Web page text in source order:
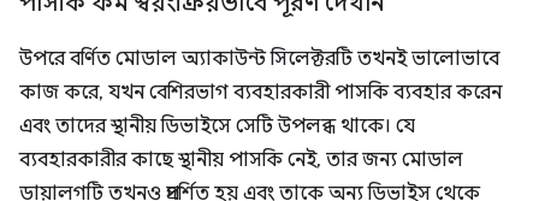
উপরে বর্ণিত মোডাল অ্যাকাউন্ট সিলেক্টরটি তখনই ভালোভাবে
কাজ করে, যখন বেশিরভাগ ব্যবহারকারী পাসকি ব্যবহার করেন
এবং তাদের স্থানীয় ডিভাইসে সেটি উপলব্ধ থাকে। যে
ব্যবহারকারীর কাছে স্থানীয় পাসকি নেই, তার জন্য মোডাল
ডায়ালগটি তখনও প্রদর্শিত হয় এবং তাকে অন্য ডিভাইস থেকে